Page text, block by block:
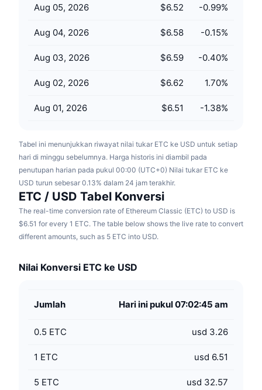
Kalender ICO
Kalender Event
Aug 05, 2026 $6.52 -0.99%
Aug 04, 2026 $6.58 -0.15%
Aug 03, 2026 $6.59 -0.40%
Aug 02, 2026 $6.62 1.70%
Aug 01, 2026 $6.51 -1.38%
Tabel ini menunjukkan riwayat nilai tukar ETC ke USD untuk setiap
hari di minggu sebelumnya. Harga historis ini diambil pada
penutupan harian pada pukul 00:00 (UTC+0) Nilai tukar ETC ke
USD turun sebesar 0.13% dalam 24 jam terakhir.
ETC / USD Tabel Konversi
The real-time conversion rate of Ethereum Classic (ETC) to USD is
$6.51 for every 1 ETC. The table below shows the live rate to convert
different amounts, such as 5 ETC into USD.
Nilai Konversi ETC ke USD
Jumlah Hari ini pukul 07:02:45 am
0.5 ETC usd 3.26
1 ETC usd 6.51
5 ETC usd 32.57